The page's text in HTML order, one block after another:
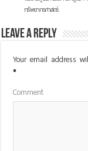
ทรัพยากรศาสตร์
Leave a Reply
Your email address
*
Comment